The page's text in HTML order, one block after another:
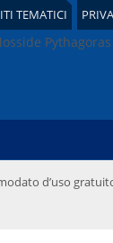
TEMATICI
d’uso